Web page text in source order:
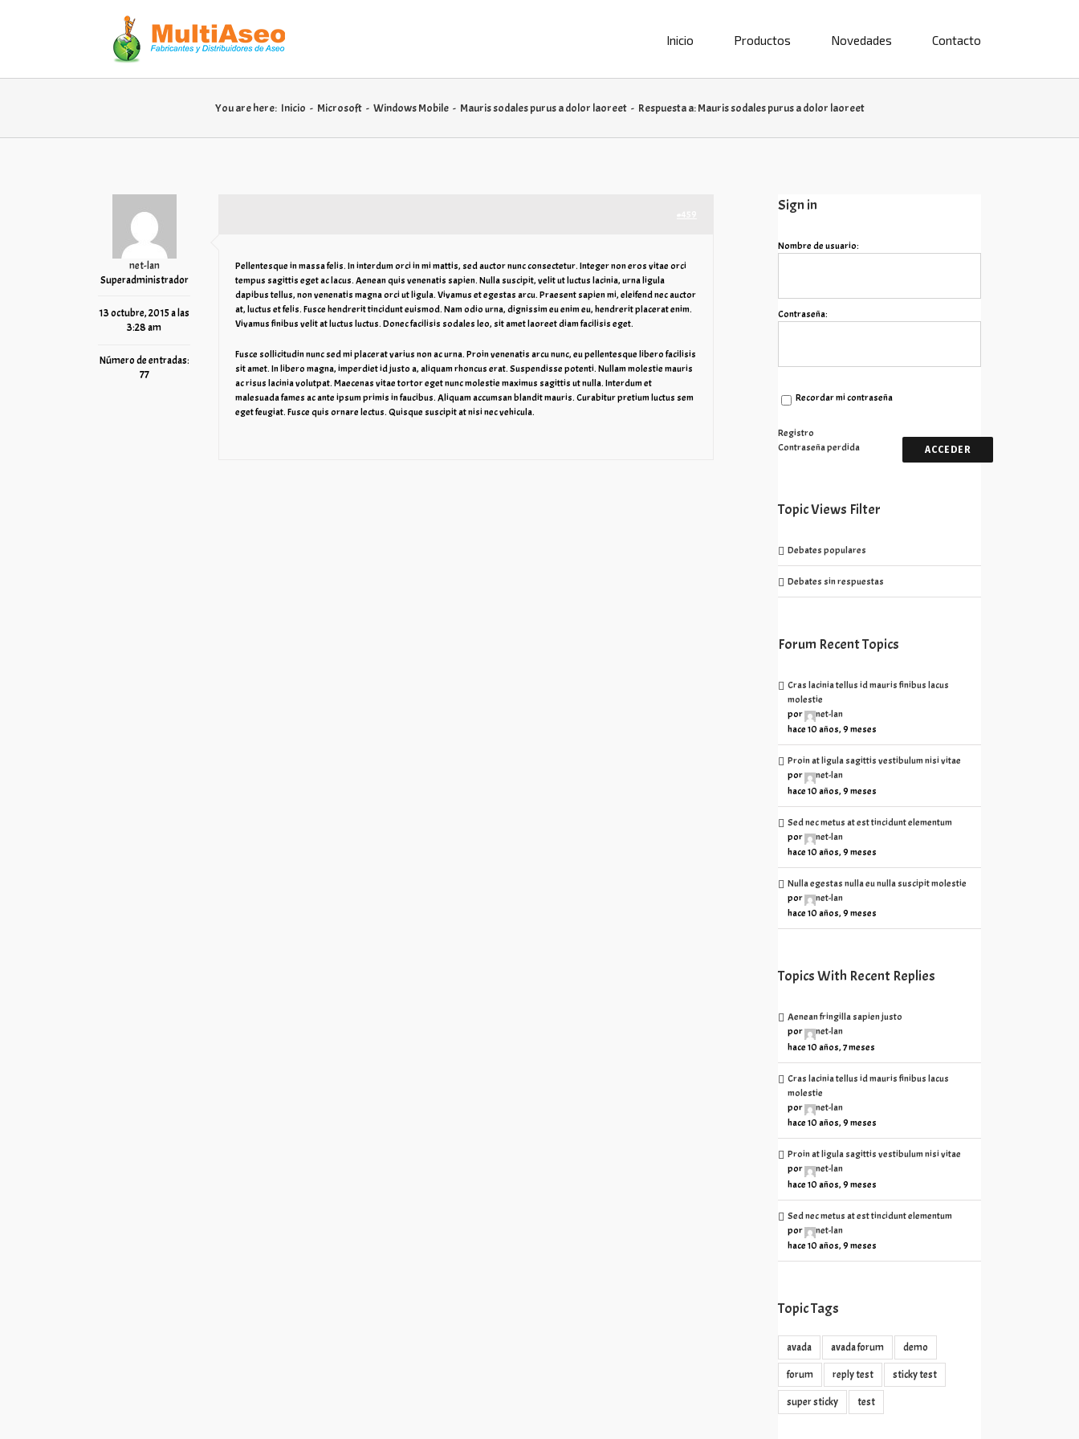
Inicio Productos Novedades Contacto
You are here: Inicio - Microsoft - Windows Mobile - Mauris sodales purus a dolor laoreet - Respuesta a: Mauris sodales purus a dolor laoreet
net-lan
Superadministrador
13 octubre, 2015 a las
3:28 am
Número de entradas:
77
Pellentesque in massa felis. In interdum orci in mi mattis, sed auctor nunc consectetur. Integer non eros vitae orci
tempus sagittis eget ac lacus. Aenean quis venenatis sapien. Nulla suscipit, velit ut luctus lacinia, urna ligula
dapibus tellus, non venenatis magna orci ut ligula. Vivamus et egestas arcu. Praesent sapien mi, eleifend nec auctor
at, luctus et felis. Fusce hendrerit tincidunt euismod. Nam odio urna, dignissim eu enim eu, hendrerit placerat enim.
Vivamus finibus velit at luctus luctus. Donec facilisis sodales leo, sit amet laoreet diam facilisis eget.
Fusce sollicitudin nunc sed mi placerat varius non ac urna. Proin venenatis arcu nunc, eu pellentesque libero facilisis
sit amet. In libero magna, imperdiet id justo a, aliquam rhoncus erat. Suspendisse potenti. Nullam molestie mauris
ac risus lacinia volutpat. Maecenas vitae tortor eget nunc molestie maximus sagittis ut nulla. Interdum et
malesuada fames ac ante ipsum primis in faucibus. Aliquam accumsan blandit mauris. Curabitur pretium luctus sem
eget feugiat. Fusce quis ornare lectus. Quisque suscipit at nisi nec vehicula.
Sign in
Nombre de usuario:
Contraseña:
Recordar mi contraseña
ACCEDER
Registro
Contraseña perdida
Topic Views Filter
Debates populares
Debates sin respuestas
Forum Recent Topics
Cras lacinia tellus id mauris finibus lacus
molestie
por
net-lan
hace 10 años, 9 meses
Proin at ligula sagittis vestibulum nisi vitae
por
net-lan
hace 10 años, 9 meses
Sed nec metus at est tincidunt elementum
por
net-lan
hace 10 años, 9 meses
Nulla egestas nulla eu nulla suscipit molestie
por
net-lan
hace 10 años, 9 meses
Topics With Recent Replies
Aenean fringilla sapien justo
por
net-lan
hace 10 años, 7 meses
Cras lacinia tellus id mauris finibus lacus
molestie
por
net-lan
hace 10 años, 9 meses
Proin at ligula sagittis vestibulum nisi vitae
por
net-lan
hace 10 años, 9 meses
Sed nec metus at est tincidunt elementum
por
net-lan
hace 10 años, 9 meses
Topic Tags
avada avada forum demo
forum reply test sticky test
super sticky test